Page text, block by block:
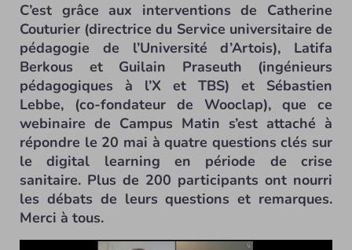
C’est grâce aux interventions de Catherine
Couturier (directrice du Service universitaire de
pédagogie de l’Université d’Artois), Latifa
Berkous et Guilain Praseuth (ingénieurs
pédagogiques à l’X et TBS) et Sébastien
Lebbe, (co-fondateur de Wooclap), que ce
webinaire de Campus Matin s’est attaché à
répondre le 20 mai à quatre questions clés sur
le digital learning en période de crise
sanitaire. Plus de 200 participants ont nourri
les débats de leurs questions et remarques.
Merci à tous.